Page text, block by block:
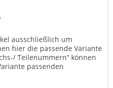
ausschließlich um
hier die passende Variante
Teilenummern“ können
passenden